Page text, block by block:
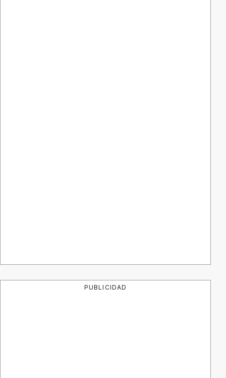
PUBLICIDAD